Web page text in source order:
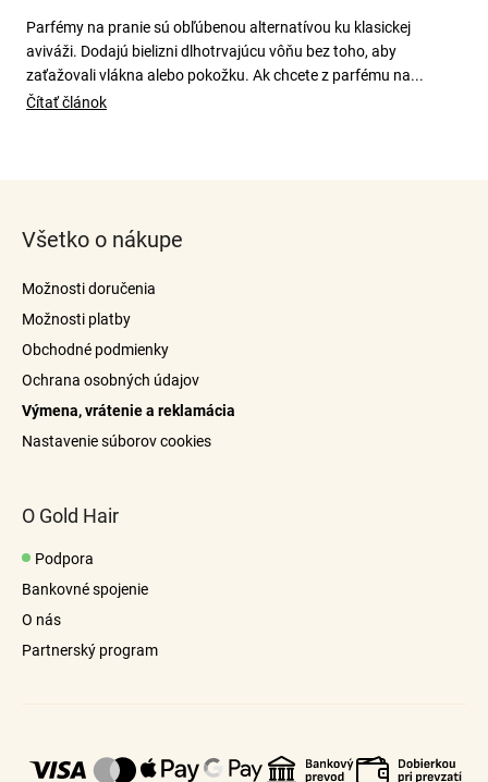
Parfémy na pranie sú obľúbenou alternatívou ku klasickej
aviváži. Dodajú bielizni dlhotrvajúcu vôňu bez toho, aby
zaťažovali vlákna alebo pokožku. Ak chcete z parfému na...
Čítať článok
Všetko o nákupe
Možnosti doručenia
Možnosti platby
Obchodné podmienky
Ochrana osobných údajov
Výmena, vrátenie a reklamácia
Nastavenie súborov cookies
O Gold Hair
Podpora
Bankovné spojenie
O nás
Partnerský program